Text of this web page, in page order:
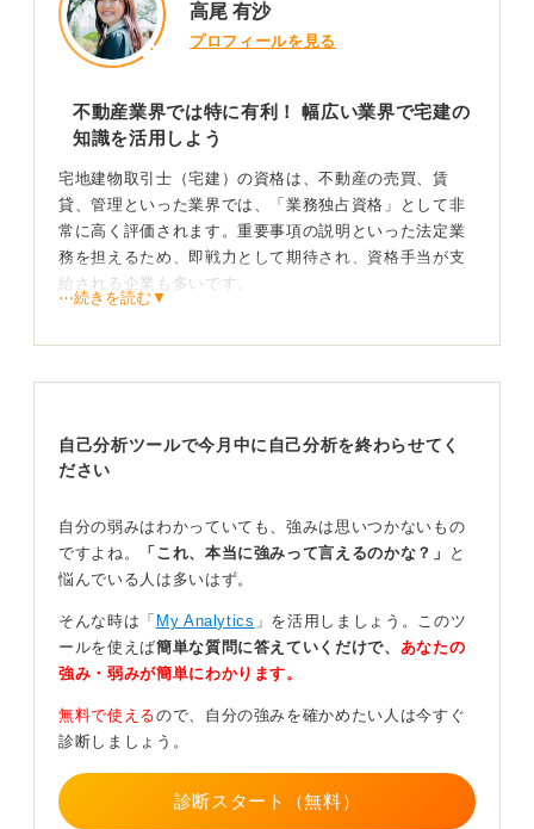
高尾 有沙
プロフィールを見る
不動産業界では特に有利！ 幅広い業界で宅建の
知識を活用しよう
宅地建物取引士（宅建）の資格は、不動産の売買、賃
貸、管理といった業界では、「業務独占資格」として非
常に高く評価されます。重要事項の説明といった法定業
務を担えるため、即戦力として期待され、資格手当が支
給される企業も多いです。
スメーカー、保険会社（火災・地震保険）、商社の不動
資格はアピールが大事！ どのように企業で活かすか
伝えよう
資格をアピールする際は、ただ持っているというだけで
なく、法令や契約リスクへの理解、顧客への説明責任に
対する意識の高さ、そして資格取得後も学習を継続して
いる姿勢を具体的に示すと効果的です。
「この資格知識を、貴社の〇〇という事業の、△△とい
う場面で活かせます」というように、志望する業界の現
場業務と結びつけて具体的に語れると、単なる資格保有
者にとどまらない、実践的な人材であると評価され、説
⋯続きを読む▼
自己分析ツールで今月中に自己分析を終わらせてく
ださい
自分の弱みはわかっていても、強みは思いつかないもの
ですよね。
「これ、本当に強みって言えるのかな？」
と
悩んでいる人は多いはず。
そんな時は「 My Analytics 」を活用しましょう。このツ
ールを使えば簡単な質問に答えていくだけで、 あなたの
強み・弱みが簡単にわかります。
無料で使えるので、自分の強みを確かめたい人は今すぐ
診断しましょう。
診断スタート（無料）